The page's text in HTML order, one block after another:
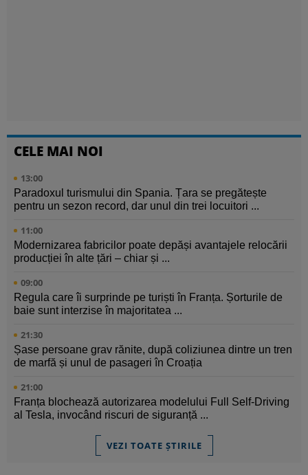
CELE MAI NOI
13:00
Paradoxul turismului din Spania. Țara se pregătește
pentru un sezon record, dar unul din trei locuitori ...
11:00
Modernizarea fabricilor poate depăși avantajele relocării
producției în alte țări – chiar și ...
09:00
Regula care îi surprinde pe turiști în Franța. Șorturile de
baie sunt interzise în majoritatea ...
21:30
Șase persoane grav rănite, după coliziunea dintre un tren
de marfă și unul de pasageri în Croația
21:00
Franța blochează autorizarea modelului Full Self-Driving
al Tesla, invocând riscuri de siguranță ...
VEZI TOATE ȘTIRILE